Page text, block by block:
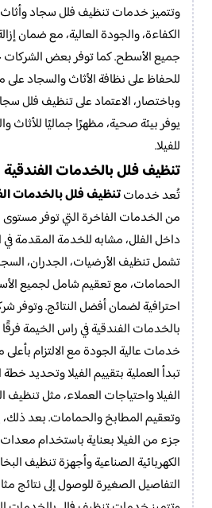
وتتميز خدمات تنظيف فلل سجاد وأثاث
الكفاءة، والجودة العالية، مع ضمان
جميع الأسطح. كما توفر بعض
للحفاظ على نظافة الأثاث والسجاد على
وباختصار، الاعتماد على تنظيف فلل
يوفر بيئة صحية، مظهرًا جماليًا للأثاث
للفيلا.
تنظيف فلل بالخدمات
تُعد خدماتتنظيف فلل بالخدمات
من الخدمات الفاخرة التي توفر مستوى
داخل الفلل، مشابه للخدمة المقدمة
تشمل تنظيف الأرضيات، الجدران،
الحمامات، مع تعقيم شامل لجميع
احترافية لضمان أفضل النتائج. وتوفر
بالخدمات الفندقية في راس الخيمة
خدمات عالية الجودة مع الالتزام بأعلى
تبدأ العملية بتقييم الفيلا وتحديد
الفيلا واحتياجات العملاء، مثل
وتعقيم المطابخ والحمامات. بعد
جزء من الفيلا بعناية باستخدام
الكهربائية الصناعية وأجهزة تنظيف
التفاصيل الصغيرة للوصول إلى نتائج